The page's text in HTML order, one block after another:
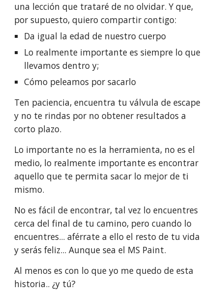
una lección que trataré de no olvidar. Y que,
por supuesto, quiero compartir contigo:
Da igual la edad de nuestro cuerpo
Lo realmente importante es siempre lo que
llevamos dentro y;
Cómo peleamos por sacarlo
Ten paciencia, encuentra tu válvula de escape
y no te rindas por no obtener resultados a
corto plazo.
Lo importante no es la herramienta, no es el
medio, lo realmente importante es encontrar
aquello que te permita sacar lo mejor de ti
mismo.
No es fácil de encontrar, tal vez lo encuentres
cerca del final de tu camino, pero cuando lo
encuentres... aférrate a ello el resto de tu vida
y serás feliz... Aunque sea el MS Paint.
Al menos es con lo que yo me quedo de esta
historia.. ¿y tú?